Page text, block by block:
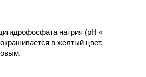
натрия (рН «
в желтый цвет.